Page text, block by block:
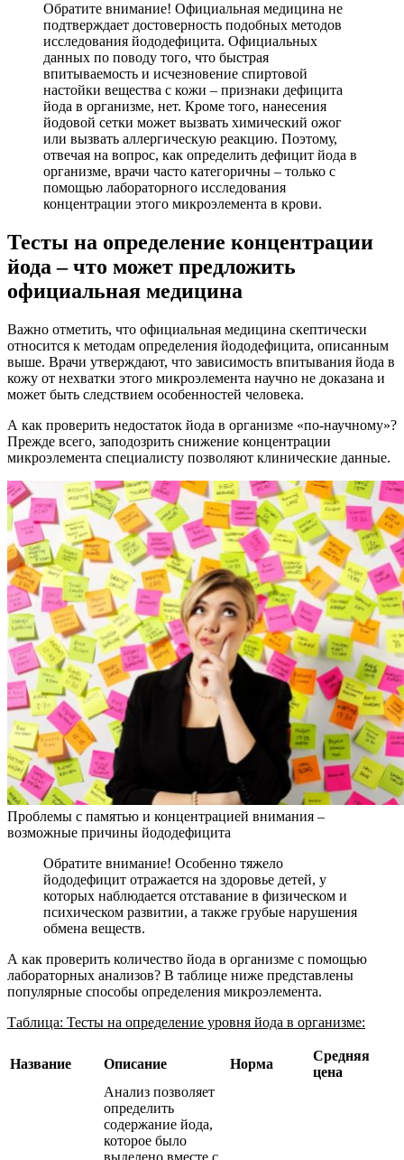
Обратите внимание! Официальная медицина не
подтверждает достоверность подобных методов
исследования йододефицита. Официальных
данных по поводу того, что быстрая
впитываемость и исчезновение спиртовой
настойки вещества с кожи – признаки дефицита
йода в организме, нет. Кроме того, нанесения
йодовой сетки может вызвать химический ожог
или вызвать аллергическую реакцию. Поэтому,
отвечая на вопрос, как определить дефицит йода в
организме, врачи часто категоричны – только с
помощью лабораторного исследования
концентрации этого микроэлемента в крови.
Тесты на определение концентрации
йода – что может предложить
официальная медицина
Важно отметить, что официальная медицина скептически
относится к методам определения йододефицита, описанным
выше. Врачи утверждают, что зависимость впитывания йода в
кожу от нехватки этого микроэлемента научно не доказана и
может быть следствием особенностей человека.
А как проверить недостаток йода в организме «по-научному»?
Прежде всего, заподозрить снижение концентрации
микроэлемента специалисту позволяют клинические данные.
Проблемы с памятью и концентрацией внимания –
возможные причины йододефицита
Обратите внимание! Особенно тяжело
йододефицит отражается на здоровье детей, у
которых наблюдается отставание в физическом и
психическом развитии, а также грубые нарушения
обмена веществ.
А как проверить количество йода в организме с помощью
лабораторных анализов? В таблице ниже представлены
популярные способы определения микроэлемента.
Таблица: Тесты на определение уровня йода в организме:
Название Описание Норма
Средняя
цена
Анализ позволяет
определить
содержание йода,
которое было
выделено вместе с